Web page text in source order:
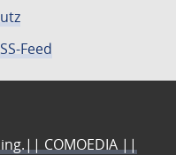
Feed
COMOEDIA ||